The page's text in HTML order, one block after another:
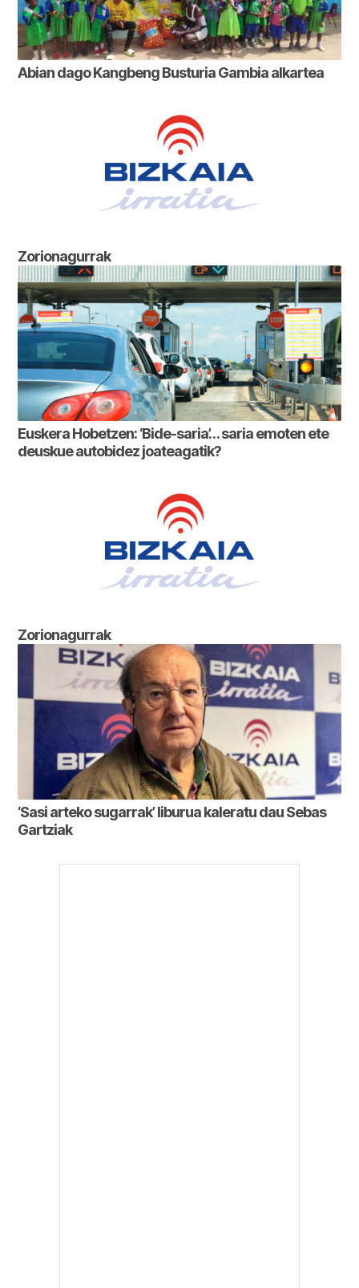
Abian dago Kangbeng Busturia Gambia alkartea
Zorionagurrak
Euskera Hobetzen: ‘Bide-saria’… saria emoten ete
deuskue autobidez joateagatik?
Zorionagurrak
‘Sasi arteko sugarrak’ liburua kaleratu dau Sebas
Gartziak